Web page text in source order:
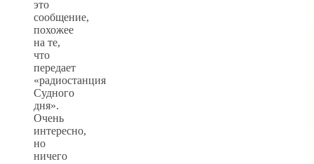
это
сообщение,
похожее
на те,
что
передает
«радиостанция
Судного
дня».
Очень
интересно,
но
ничего